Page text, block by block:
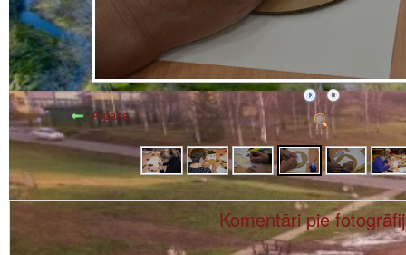
Atpakaļ
Komentāri pie